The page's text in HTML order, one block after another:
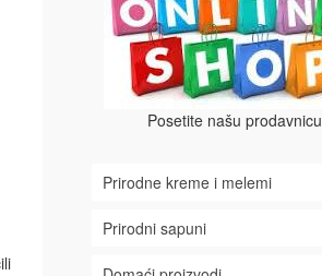
Posetite našu prodavnicu
Prirodne kreme i melemi
Prirodni sapuni